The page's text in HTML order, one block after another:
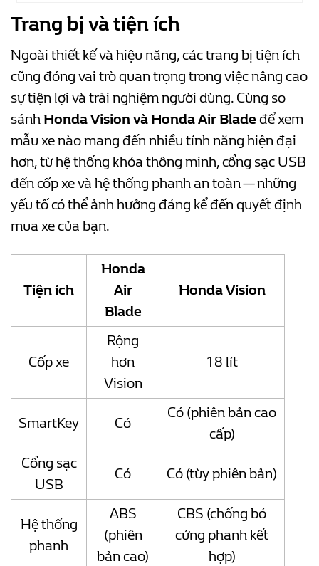
Trang bị và tiện ích
Ngoài thiết kế và hiệu năng, các trang bị tiện ích
cũng đóng vai trò quan trọng trong việc nâng cao
sự tiện lợi và trải nghiệm người dùng. Cùng so
sánhHonda Vision và Honda Air Blade để xem
mẫu xe nào mang đến nhiều tính năng hiện đại
hơn, từ hệ thống khóa thông minh, cổng sạc USB
đến cốp xe và hệ thống phanh an toàn — những
yếu tố có thể ảnh hưởng đáng kể đến quyết định
mua xe của bạn.
Tiện ích
Honda
Air
Blade
Honda Vision
Cốp xe
Rộng
hơn
Vision
18 lít
SmartKey Có
Có (phiên bản cao
cấp)
Cổng sạc
USB
Có Có (tùy phiên bản)
Hệ thống
phanh
ABS
(phiên
bản cao)
CBS (chống bó
cứng phanh kết
hợp)